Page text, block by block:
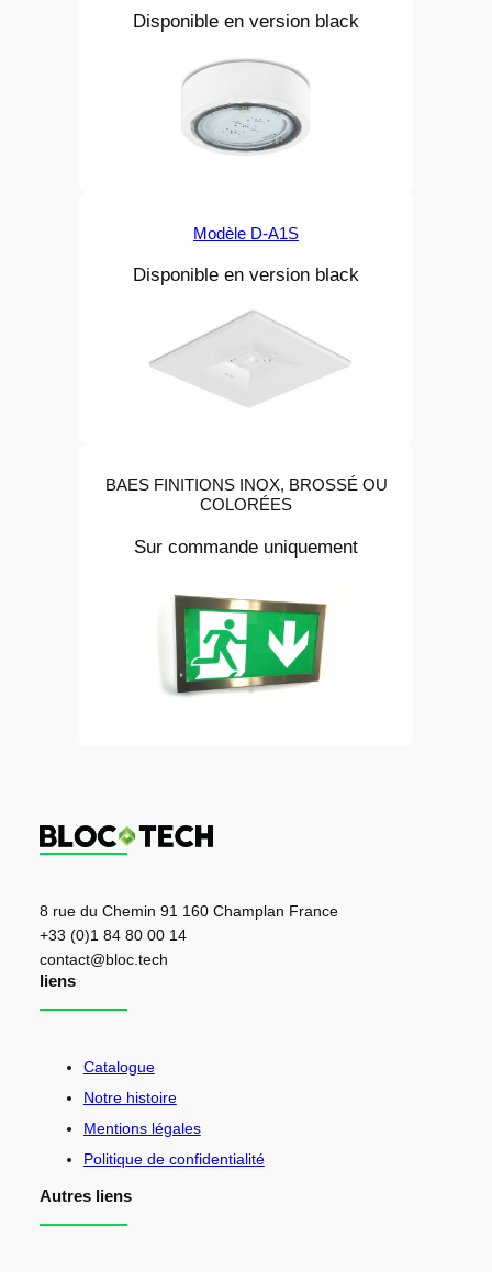
Disponible en version black
Modèle D-A1S
Disponible en version black
BAES FINITIONS INOX, BROSSÉ OU
COLORÉES
Sur commande uniquement
8 rue du Chemin 91 160 Champlan France
+33 (0)1 84 80 00 14
contact@bloc.tech
liens
Catalogue
Notre histoire
Mentions légales
Politique de confidentialité
Autres liens